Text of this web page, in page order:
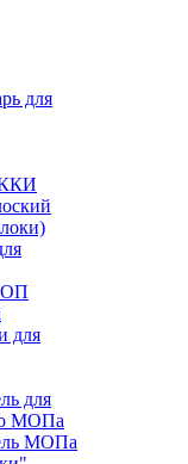
для
для
для
МОПа
МОПа